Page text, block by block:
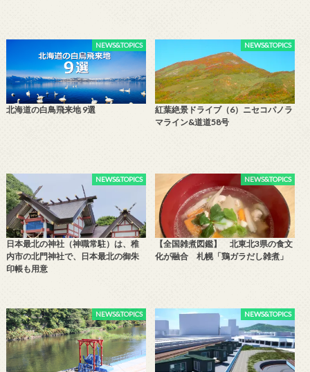
NEWS&TOPICS
北海道の白鳥飛来地 9選
NEWS&TOPICS
紅葉絶景ドライブ（6）ニセコパノラ
マライン&道道58号
NEWS&TOPICS
日本最北の神社（神職常駐）は、稚
内市の北門神社で、日本最北の御朱
印帳も用意
NEWS&TOPICS
【全国雑煮図鑑】 北東北3県の食文
化が融合 札幌「鶏ガラだし雑煮」
NEWS&TOPICS NEWS&TOPICS